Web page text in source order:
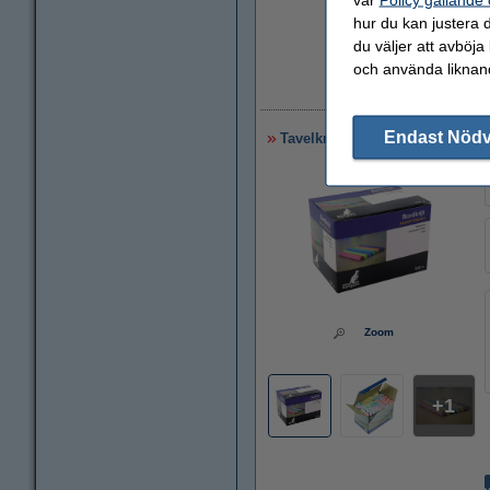
Tavelkrita blandade färger |
Zoom
1
hur du kan justera
du väljer att avböja
och använda
Endast